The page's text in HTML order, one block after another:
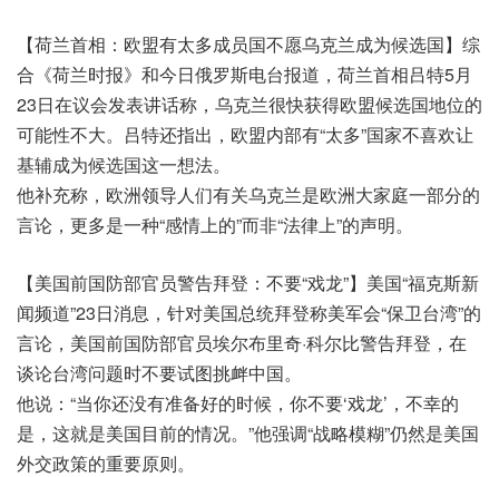
【荷兰首相：欧盟有太多成员国不愿乌克兰成为候选国】综
合《荷兰时报》和今日俄罗斯电台报道，荷兰首相吕特5月
23日在议会发表讲话称，乌克兰很快获得欧盟候选国地位的
可能性不大。吕特还指出，欧盟内部有“太多”国家不喜欢让
基辅成为候选国这一想法。
他补充称，欧洲领导人们有关乌克兰是欧洲大家庭一部分的
言论，更多是一种“感情上的”而非“法律上”的声明。
【美国前国防部官员警告拜登：不要“戏龙”】美国“福克斯新
闻频道”23日消息，针对美国总统拜登称美军会“保卫台湾”的
言论，美国前国防部官员埃尔布里奇·科尔比警告拜登，在
谈论台湾问题时不要试图挑衅中国。
他说：“当你还没有准备好的时候，你不要‘戏龙’，不幸的
是，这就是美国目前的情况。”他强调“战略模糊”仍然是美国
外交政策的重要原则。